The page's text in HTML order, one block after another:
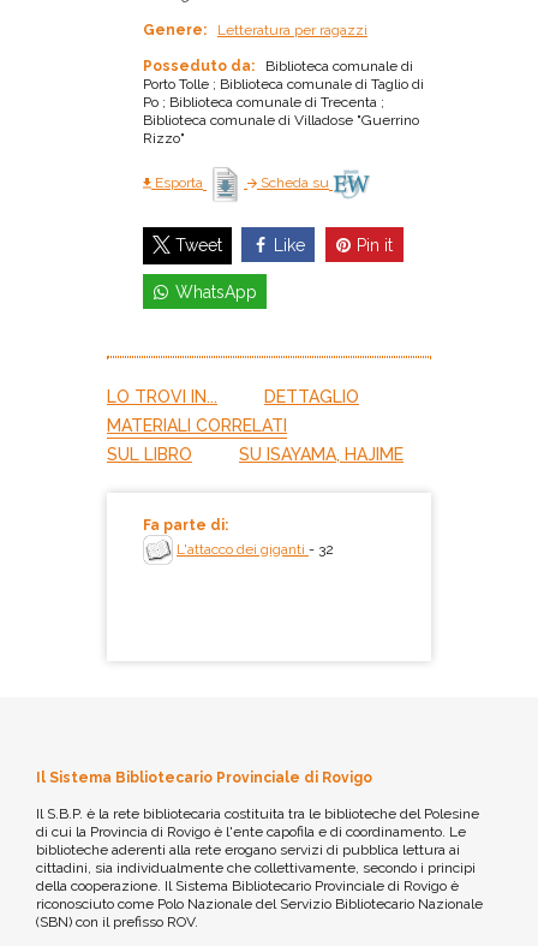
Genere: Letteratura per ragazzi
Posseduto da:
Biblioteca comunale di
Porto Tolle ; Biblioteca comunale di Taglio di
Po ; Biblioteca comunale di Trecenta ;
Biblioteca comunale di Villadose "Guerrino
Rizzo"
Esporta Scheda su
Tweet Like Pin it
WhatsApp
LO TROVI IN...
DETTAGLIO
MATERIALI CORRELATI
SUL LIBRO
SU ISAYAMA, HAJIME
Fa parte di:
L'attacco dei giganti - 32
Il Sistema Bibliotecario Provinciale di Rovigo
Il S.B.P. è la rete bibliotecaria costituita tra le biblioteche del Polesine
di cui la Provincia di Rovigo è l'ente capofila e di coordinamento. Le
biblioteche aderenti alla rete erogano servizi di pubblica lettura ai
cittadini, sia individualmente che collettivamente, secondo i principi
della cooperazione. Il Sistema Bibliotecario Provinciale di Rovigo è
riconosciuto come Polo Nazionale del Servizio Bibliotecario Nazionale
(SBN) con il prefisso ROV.